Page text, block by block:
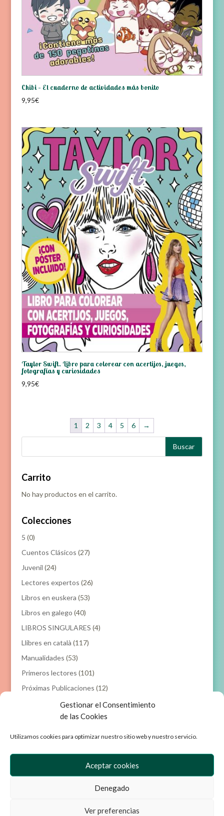
Gestionar el Consentimiento
de las Cookies
Utilizamos cookies para optimizar nuestro sitio web y nuestro servicio.
Aceptar cookies
Denegado
Ver preferencias
Chibi – El cuaderno de actividades más bonito
9,95€
Taylor Swift. Libro para colorear con acertijos, juegos,
fotografías y curiosidades
9,95€
1 2 3 4 5 6 →
Carrito
No hay productos en el carrito.
Colecciones
5 (0)
Cuentos Clásicos (27)
Juvenil (24)
Lectores expertos (26)
Libros en euskera (53)
Libros en galego (40)
LIBROS SINGULARES (4)
Llibres en català (117)
Manualidades (53)
Primeros lectores (101)
Próximas Publicaciones (12)
Filtrar por precio
mínimo
Condiciones de Venta
Política de privacidad